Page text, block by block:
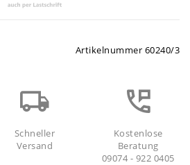
Artikelnummer 60240/3
Schneller
Versand
Kostenlose
Beratung
09074 - 922 0405